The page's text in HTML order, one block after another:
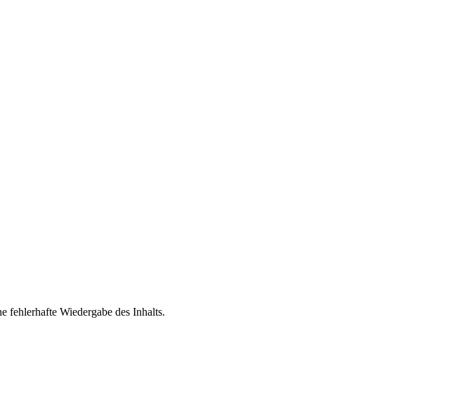
fehlerhafte Wiedergabe des Inhalts.